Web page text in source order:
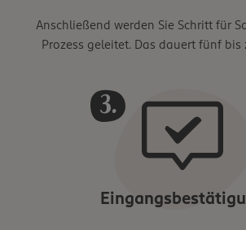
Anschließend werden Sie Schritt für
Prozess geleitet. Das dauert fünf